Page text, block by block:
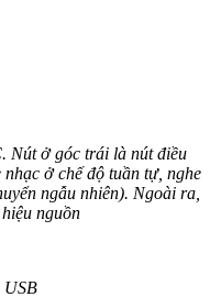
Nút ở góc trái là nút điều
ở chế độ tuần tự, nghe
ngẫu nhiên). Ngoài ra,
nguồn
USB